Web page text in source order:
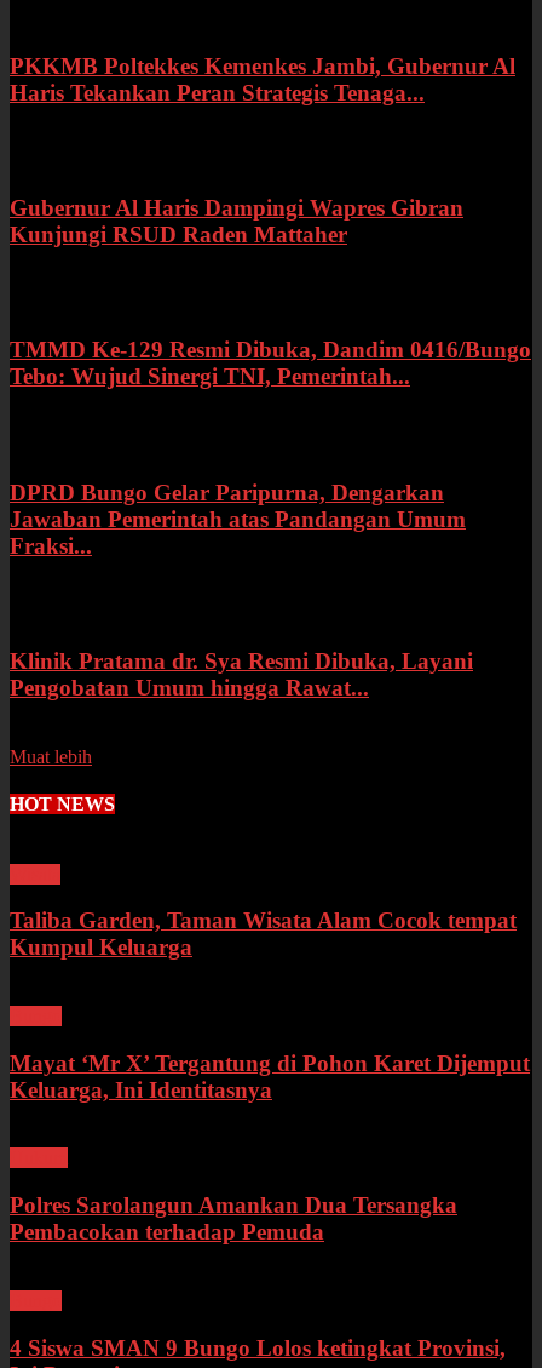
PKKMB Poltekkes Kemenkes Jambi, Gubernur Al
Haris Tekankan Peran Strategis Tenaga...
Gubernur Al Haris Dampingi Wapres Gibran
Kunjungi RSUD Raden Mattaher
TMMD Ke-129 Resmi Dibuka, Dandim 0416/Bungo
Tebo: Wujud Sinergi TNI, Pemerintah...
DPRD Bungo Gelar Paripurna, Dengarkan
Jawaban Pemerintah atas Pandangan Umum
Fraksi...
Klinik Pratama dr. Sya Resmi Dibuka, Layani
Pengobatan Umum hingga Rawat...
Muat lebih
HOT NEWS
Taliba Garden, Taman Wisata Alam Cocok tempat
Kumpul Keluarga
Mayat ‘Mr X’ Tergantung di Pohon Karet Dijemput
Keluarga, Ini Identitasnya
Polres Sarolangun Amankan Dua Tersangka
Pembacokan terhadap Pemuda
4 Siswa SMAN 9 Bungo Lolos ketingkat Provinsi,